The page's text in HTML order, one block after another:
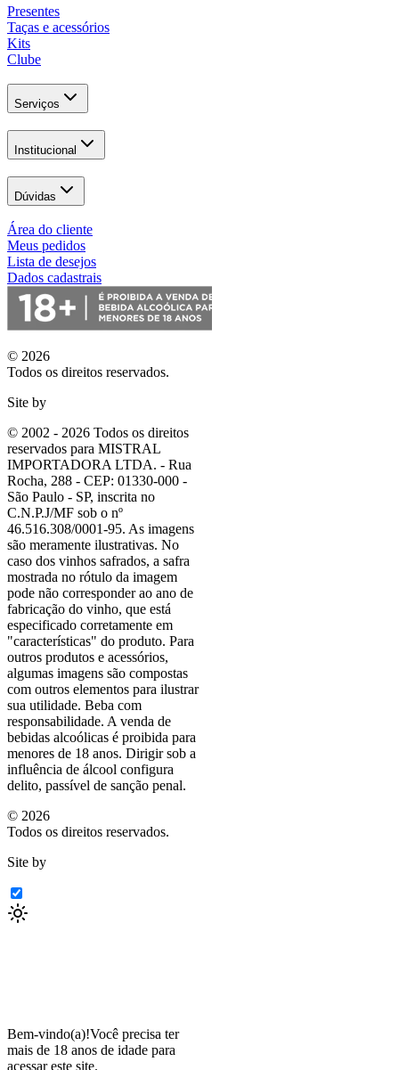
Presentes
Taças e acessórios
Kits
Clube
Serviços
Institucional
Dúvidas
Área do cliente
Meus pedidos
Lista de desejos
Dados cadastrais
© 2026
Todos os direitos reservados.
Site by
© 2002 - 2026 Todos os direitos
reservados para MISTRAL
IMPORTADORA LTDA. - Rua
Rocha, 288 - CEP: 01330-000 -
São Paulo - SP, inscrita no
C.N.P.J/MF sob o nº
46.516.308/0001-95. As imagens
são meramente ilustrativas. No
caso dos vinhos safrados, a safra
mostrada no rótulo da imagem
pode não corresponder ao ano de
fabricação do vinho, que está
especificado corretamente em
"características" do produto. Para
outros produtos e acessórios,
algumas imagens são compostas
com outros elementos para ilustrar
sua utilidade. Beba com
responsabilidade. A venda de
bebidas alcoólicas é proibida para
menores de 18 anos. Dirigir sob a
influência de álcool configura
delito, passível de sanção penal.
© 2026
Todos os direitos reservados.
Site by
Bem-vindo(a)!Você precisa ter
mais de 18 anos de idade para
acessar este site.